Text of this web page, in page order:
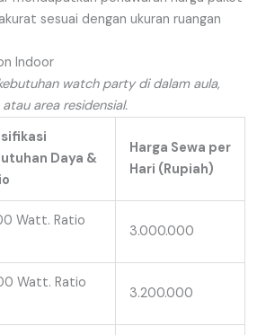
sesuai dengan ukuran ruangan
Indoor
watch party di dalam aula,
area residensial.
Daya &
Harga Sewa per
Hari (Rupiah)
Watt. Ratio
3.000.000
Watt. Ratio
3.200.000